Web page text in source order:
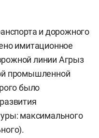
и дорожного
имитационное
линии Агрыз
промышленной
было
максимального